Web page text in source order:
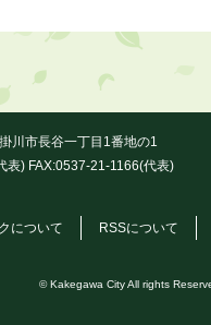
川市長谷一丁目1番地の1
表) FAX:0537-21-1166(代表)
について RSSについて
© Kakegawa City All rights